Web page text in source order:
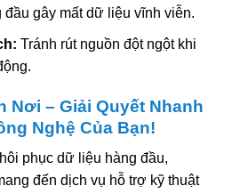
đầu gây mất dữ liệu vĩnh viễn.
Tránh rút nguồn đột ngột khi
Nơi – Giải Quyết Nhanh
Nghệ Của Bạn!
phục dữ liệu hàng đầu,
đến dịch vụ hỗ trợ kỹ thuật